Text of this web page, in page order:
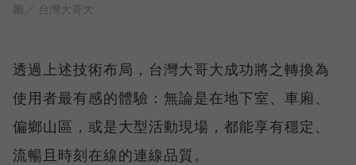
圖／ 台灣大哥大
透過上述技術布局，台灣大哥大成功將之轉換為
使用者最有感的體驗：無論是在地下室、車廂、
偏鄉山區，或是大型活動現場，都能享有穩定、
流暢且時刻在線的連線品質。